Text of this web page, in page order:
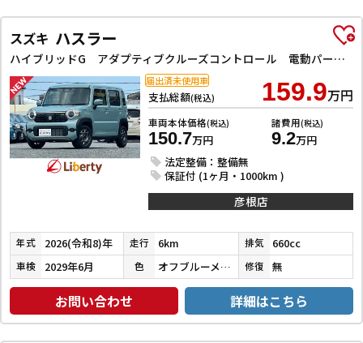
スズキ ハスラー
ハイブリッドG アダプティブクルーズコントロール 電動パーキングブレーキ レーンアシスト 衝突被害軽減システム オートライト LEDヘッドランプ スマートキー アイドリングストップ 電動格納ミラー シートヒーター
支払総額(税込) 159.9万円
車両本体価格(税込)
150.7万円
諸費用(税込)
9.2万円
法定整備：整備無
保証付 (1ヶ月・1000km )
届出済未使用車
彦根店
年式 2026(令和8)年 走行 6km 排気 660cc
車検 2029年6月 色 オフブルーメタリック 修復 無
お問い合わせ 詳細はこちら